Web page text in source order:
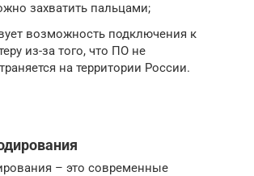
захватить пальцами;
возможность подключения к
из-за того, что ПО не
на территории России.
– это современные